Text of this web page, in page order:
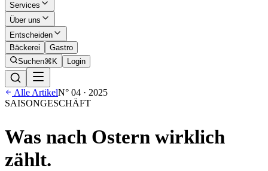
Services
Über uns
Entscheiden
Bäckerei
Gastro
Suchen⌘K Login
Alle ArtikelN° 04 · 2025
SAISONGESCHÄFT
Was nach Ostern wirklich
zählt.